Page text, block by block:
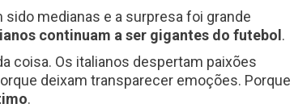
sido medianas e a surpresa foi grande
continuam a ser gigantes do futebol .
coisa. Os italianos despertam paixões
deixam transparecer emoções. Porque
.